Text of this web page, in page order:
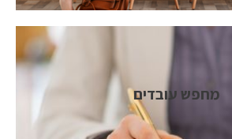
מחפש עובדים